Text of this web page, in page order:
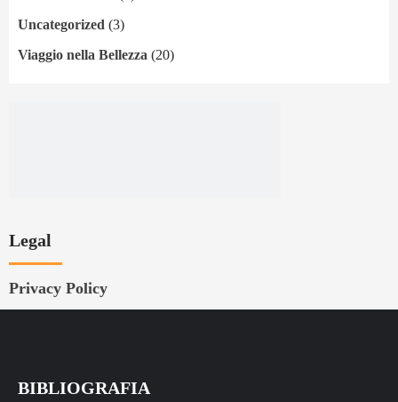
Uncategorized (3)
Viaggio nella Bellezza (20)
Legal
Privacy Policy
BIBLIOGRAFIA